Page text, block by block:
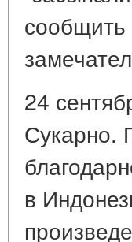
сообщить
24
Сукарно.
в